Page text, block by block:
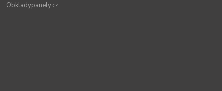
Obkladypanely.cz